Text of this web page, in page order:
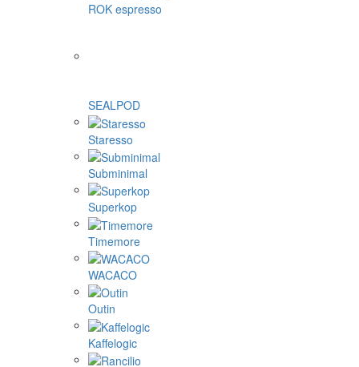
ROK espresso
SEALPOD
Staresso
Subminimal
Superkop
Timemore
WACACO
Outin
Kaffelogic